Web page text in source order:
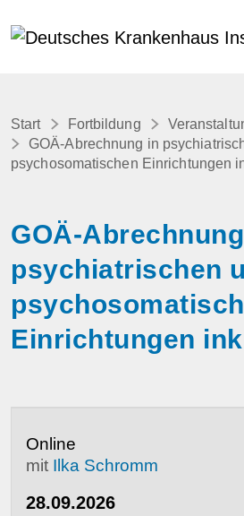
Start Fortbildung
GOÄ-Abrechnung in
psychosomatischen Einrichtungen
GOÄ-
psychiatrischen
Einrichtungen
Online
mit Ilka Schromm
28.09.2026